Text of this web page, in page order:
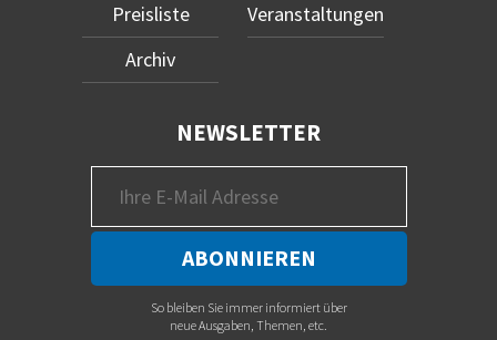
Preisliste
Archiv
Veranstaltungen
NEWSLETTER
So bleiben Sie immer informiert über
neue Ausgaben, Themen, etc.